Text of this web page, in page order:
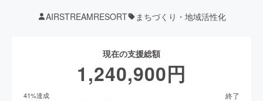
AIRSTREAMRESORT まちづくり・地域活性化
現在の支援総額
1,240,900円
41%達成 終了